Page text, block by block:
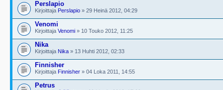
Perslapio
Kirjoittaja Perslapio » 29 Heinä 2012, 04:29
Venomi
Kirjoittaja Venomi » 10 Touko 2012, 11:25
Nika
Kirjoittaja Nika » 13 Huhti 2012, 02:33
Finnisher
Kirjoittaja Finnisher » 04 Loka 2011, 14:55
Petrus